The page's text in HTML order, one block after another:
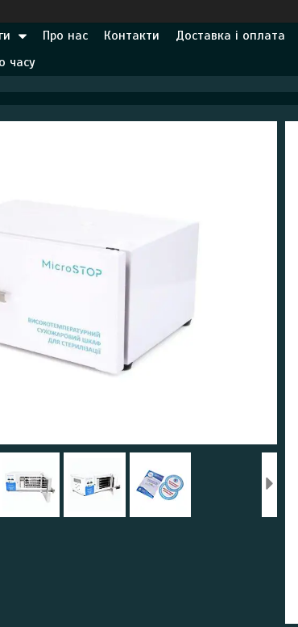
Про нас Контакти Доставка і оплата
часу